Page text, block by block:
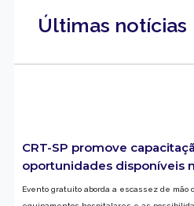
Últimas notícias
CRT-SP promove
oportunidades disponíveis
Evento gratuito aborda a escassez de mão